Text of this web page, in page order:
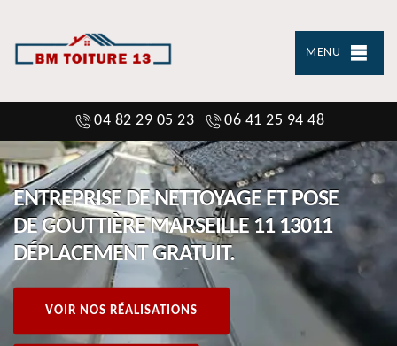
MENU
04 82 29 05 23 06 41 25 94 48
ENTREPRISE DE NETTOYAGE ET POSE
DE GOUTTIÈRE MARSEILLE 11 13011
DÉPLACEMENT GRATUIT.
VOIR NOS RÉALISATIONS